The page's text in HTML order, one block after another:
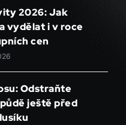
2026: Jak
vydělat i v roce
cen
Odstraňte
ještě před